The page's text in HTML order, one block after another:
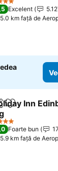
Excelent
5.0 km faţă de
Adăugaţi la
Inn
Foarte bun
5.9 km faţă de